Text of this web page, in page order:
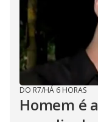
DO R7/HÁ 6 HORAS
Homem é